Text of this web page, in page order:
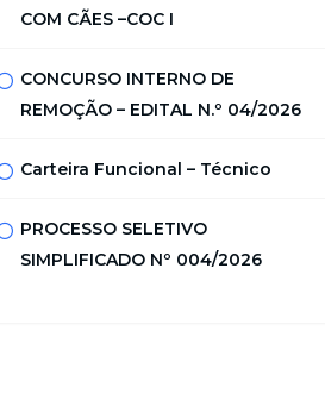
COM CÃES –COC I
CONCURSO INTERNO DE
REMOÇÃO – EDITAL N.º 04/2026
Carteira Funcional – Técnico
PROCESSO SELETIVO
SIMPLIFICADO Nº 004/2026